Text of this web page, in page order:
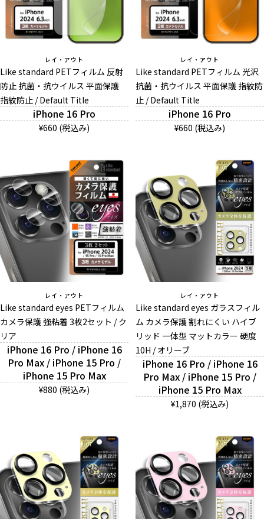
レイ・アウト
Like standard PETフィルム 反射
防止 抗菌・抗ウイルス 平面保護
指紋防止 / Default Title
iPhone 16 Pro
¥660 (税込み)
レイ・アウト
Like standard PETフィルム 光沢
抗菌・抗ウイルス 平面保護 指紋防
止 / Default Title
iPhone 16 Pro
¥660 (税込み)
レイ・アウト
Like standard eyes PETフィルム
カメラ保護 強粘着 3枚2セット / ク
リア
iPhone 16 Pro / iPhone 16
Pro Max / iPhone 15 Pro /
iPhone 15 Pro Max
¥880 (税込み)
レイ・アウト
Like standard eyes ガラスフィル
ム カメラ保護 割れにくい ハイブ
リッド 一体型 マットカラー 硬度
10H / オリーブ
iPhone 16 Pro / iPhone 16
Pro Max / iPhone 15 Pro /
iPhone 15 Pro Max
¥1,870 (税込み)